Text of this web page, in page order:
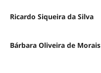
Ricardo Siqueira da Silva
Bárbara Oliveira de Morais